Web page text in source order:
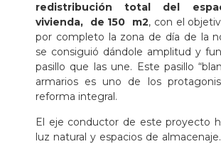
redistribución total del
vivienda, de 150 m2, con el
por completo la zona de día de la
se consiguió dándole amplitud y
pasillo que las une. Este pasillo
armarios es uno de los
reforma integral.
El eje conductor de este proyecto
luz natural y espacios de